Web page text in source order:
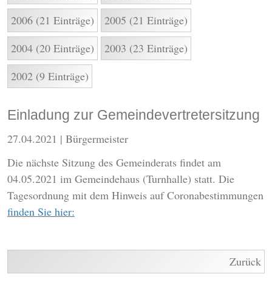
2006 (21 Einträge)
2005 (21 Einträge)
2004 (20 Einträge)
2003 (23 Einträge)
2002 (9 Einträge)
Einladung zur Gemeindevertretersitzung
27.04.2021 | Bürgermeister
Die nächste Sitzung des Gemeinderats findet am
04.05.2021 im Gemeindehaus (Turnhalle) statt. Die
Tagesordnung mit dem Hinweis auf Coronabestimmungen
finden Sie hier:
Zurück